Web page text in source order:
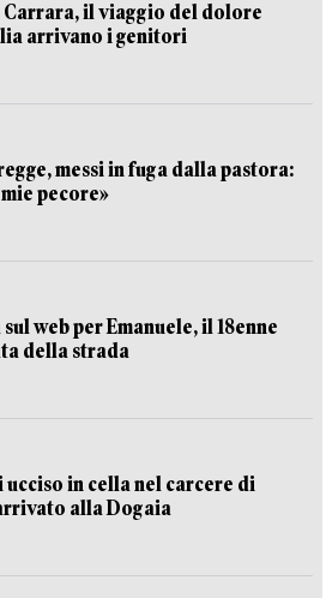
il viaggio del dolore
arrivano i genitori
messi in fuga dalla pastora:
pecore»
web per Emanuele, il 18enne
della strada
ucciso in cella nel carcere di
alla Dogaia